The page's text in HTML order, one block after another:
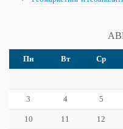
Пн Вт Ср
3 4 5
10 11 12